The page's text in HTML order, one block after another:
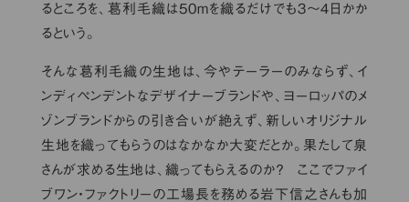
るところを、葛利毛織は50mを織るだけでも３〜４日かか
るという。
そんな葛利毛織の生地は、今やテーラーのみならず、イ
ンディペンデントなデザイナーブランドや、ヨーロッパのメ
ゾンブランドからの引き合いが絶えず、新しいオリジナル
生地を織ってもらうのはなかなか大変だとか。果たして泉
さんが求める生地は、織ってもらえるのか？ ここでファイ
ブワン・ファクトリーの工場長を務める岩下信之さんも加